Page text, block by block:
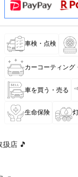
車検・点検
カーコーティング
車を買う・売る
生命保険
扱店 🎵